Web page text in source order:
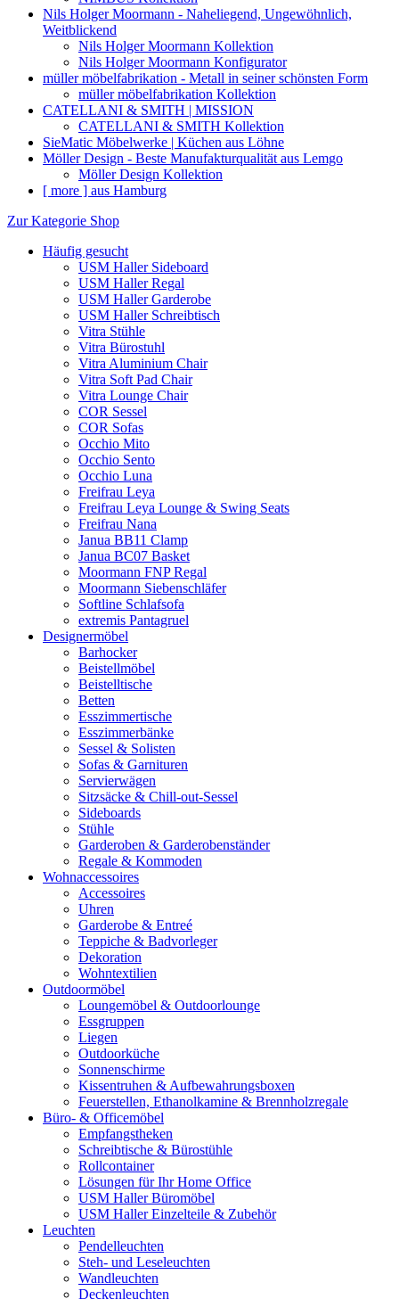
Nils Holger Moormann - Naheliegend, Ungewöhnlich,
Weitblickend
Nils Holger Moormann Kollektion
Nils Holger Moormann Konfigurator
müller möbelfabrikation - Metall in seiner schönsten Form
müller möbelfabrikation Kollektion
CATELLANI & SMITH | MISSION
CATELLANI & SMITH Kollektion
SieMatic Möbelwerke | Küchen aus Löhne
Möller Design - Beste Manufakturqualität aus Lemgo
Möller Design Kollektion
[ more ] aus Hamburg
Zur Kategorie Shop
Häufig gesucht
USM Haller Sideboard
USM Haller Regal
USM Haller Garderobe
USM Haller Schreibtisch
Vitra Stühle
Vitra Bürostuhl
Vitra Aluminium Chair
Vitra Soft Pad Chair
Vitra Lounge Chair
COR Sessel
COR Sofas
Occhio Mito
Occhio Sento
Occhio Luna
Freifrau Leya
Freifrau Leya Lounge & Swing Seats
Freifrau Nana
Janua BB11 Clamp
Janua BC07 Basket
Moormann FNP Regal
Moormann Siebenschläfer
Softline Schlafsofa
extremis Pantagruel
Designermöbel
Barhocker
Beistellmöbel
Beistelltische
Betten
Esszimmertische
Esszimmerbänke
Sessel & Solisten
Sofas & Garnituren
Servierwägen
Sitzsäcke & Chill-out-Sessel
Sideboards
Stühle
Garderoben & Garderobenständer
Regale & Kommoden
Wohnaccessoires
Accessoires
Uhren
Garderobe & Entreé
Teppiche & Badvorleger
Dekoration
Wohntextilien
Outdoormöbel
Loungemöbel & Outdoorlounge
Essgruppen
Liegen
Outdoorküche
Sonnenschirme
Kissentruhen & Aufbewahrungsboxen
Feuerstellen, Ethanolkamine & Brennholzregale
Büro- & Officemöbel
Empfangstheken
Schreibtische & Bürostühle
Rollcontainer
Lösungen für Ihr Home Office
USM Haller Büromöbel
USM Haller Einzelteile & Zubehör
Leuchten
Pendelleuchten
Steh- und Leseleuchten
Wandleuchten
Deckenleuchten